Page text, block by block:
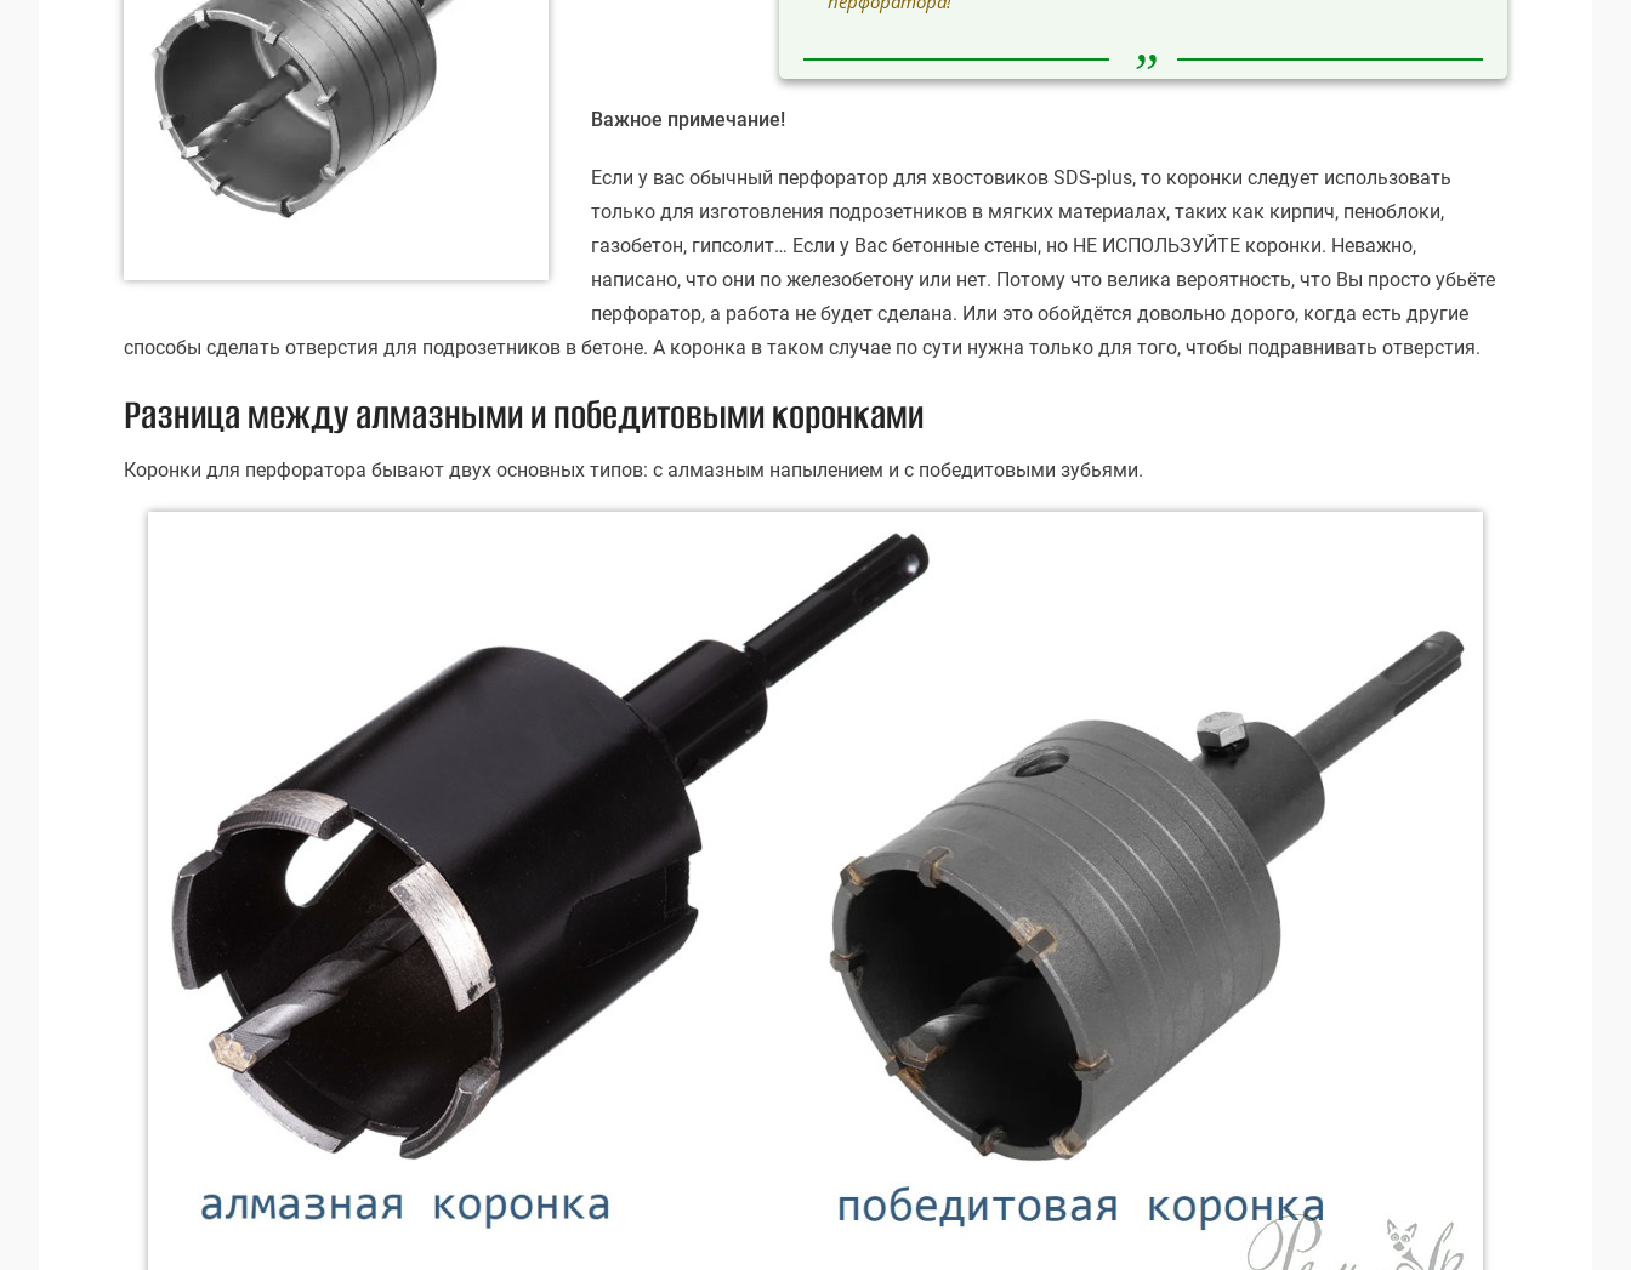
Важное примечание!
Если у вас обычный перфоратор для хвостовиков SDS-plus, то коронки следует использовать
только для изготовления подрозетников в мягких материалах, таких как кирпич, пеноблоки,
газобетон, гипсолит… Если у Вас бетонные стены, но НЕ ИСПОЛЬЗУЙТЕ коронки. Неважно,
написано, что они по железобетону или нет. Потому что велика вероятность, что Вы просто убьёте
перфоратор, а работа не будет сделана. Или это обойдётся довольно дорого, когда есть другие
способы сделать отверстия для подрозетников в бетоне. А коронка в таком случае по сути нужна только для того, чтобы подравнивать отверстия.
Разница между алмазными и победитовыми коронками
Коронки для перфоратора бывают двух основных типов: с алмазным напылением и с победитовыми зубьями.